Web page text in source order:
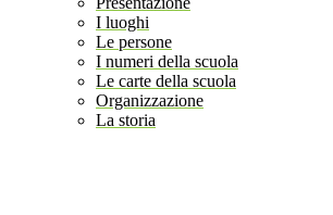
I luoghi
Le persone
I numeri della scuola
Le carte della scuola
Organizzazione
La storia